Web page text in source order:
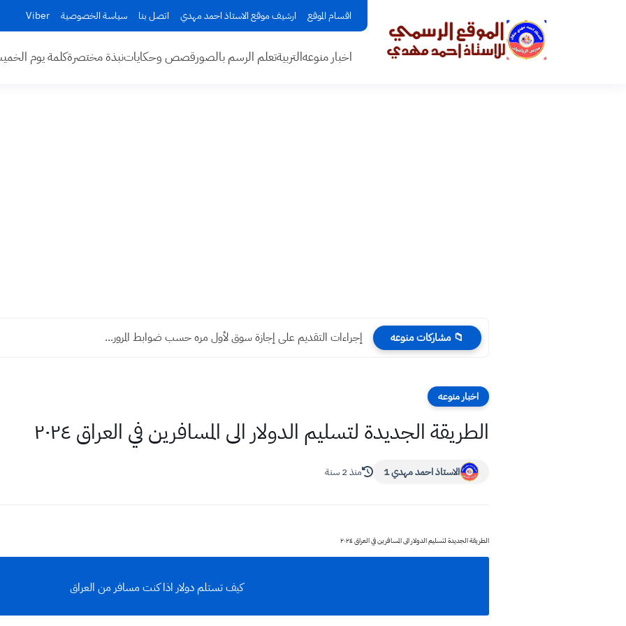
اقسام الموقع ارشيف موقع الاستاذ احمد مهدي اتصل بنا سياسة الخصوصية Viber
اخبار منوعهالتربيةتعلم الرسم بالصورقصص وحكاياتنبذة مختصرةكلمة يوم
📁 مشاركات منوعه إجراءات التقديم على إجازة سوق لأول مره حسب ضوابط المرور...
اخبار منوعه
الطريقة الجديدة لتسليم الدولار الى المسافرين في العراق ٢٠٢٤
الاستاذ احمد مهدي 1 منذ 2 سنة
الطريقة الجديدة لتسليم الدولار الى المسافرين في العراق ٢٠٢٤
كيف تستلم دولار اذا كنت مسافر من العراق